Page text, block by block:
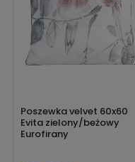
Poszewka velvet 60x60
Evita zielony/beżowy
Eurofirany